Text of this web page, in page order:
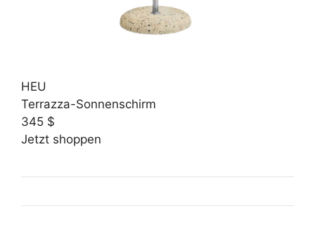
HEU
Terrazza-Sonnenschirm
345 $
Jetzt shoppen